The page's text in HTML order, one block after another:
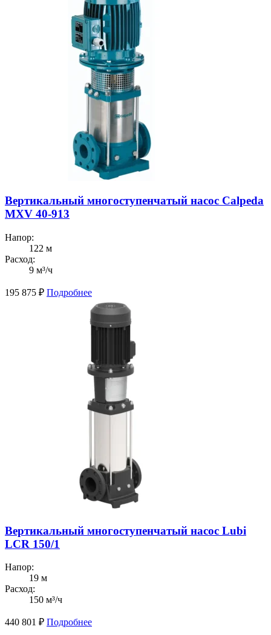
Вертикальный многоступенчатый насос Calpeda
MXV 40-913
Напор:
122 м
Расход:
9 м³/ч
195 875 ₽ Подробнее
Вертикальный многоступенчатый насос Lubi
LCR 150/1
Напор:
19 м
Расход:
150 м³/ч
440 801 ₽ Подробнее